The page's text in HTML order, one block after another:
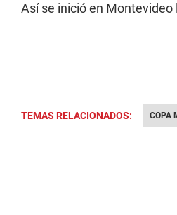
Así se inició en Montevideo
TEMAS RELACIONADOS: COPA